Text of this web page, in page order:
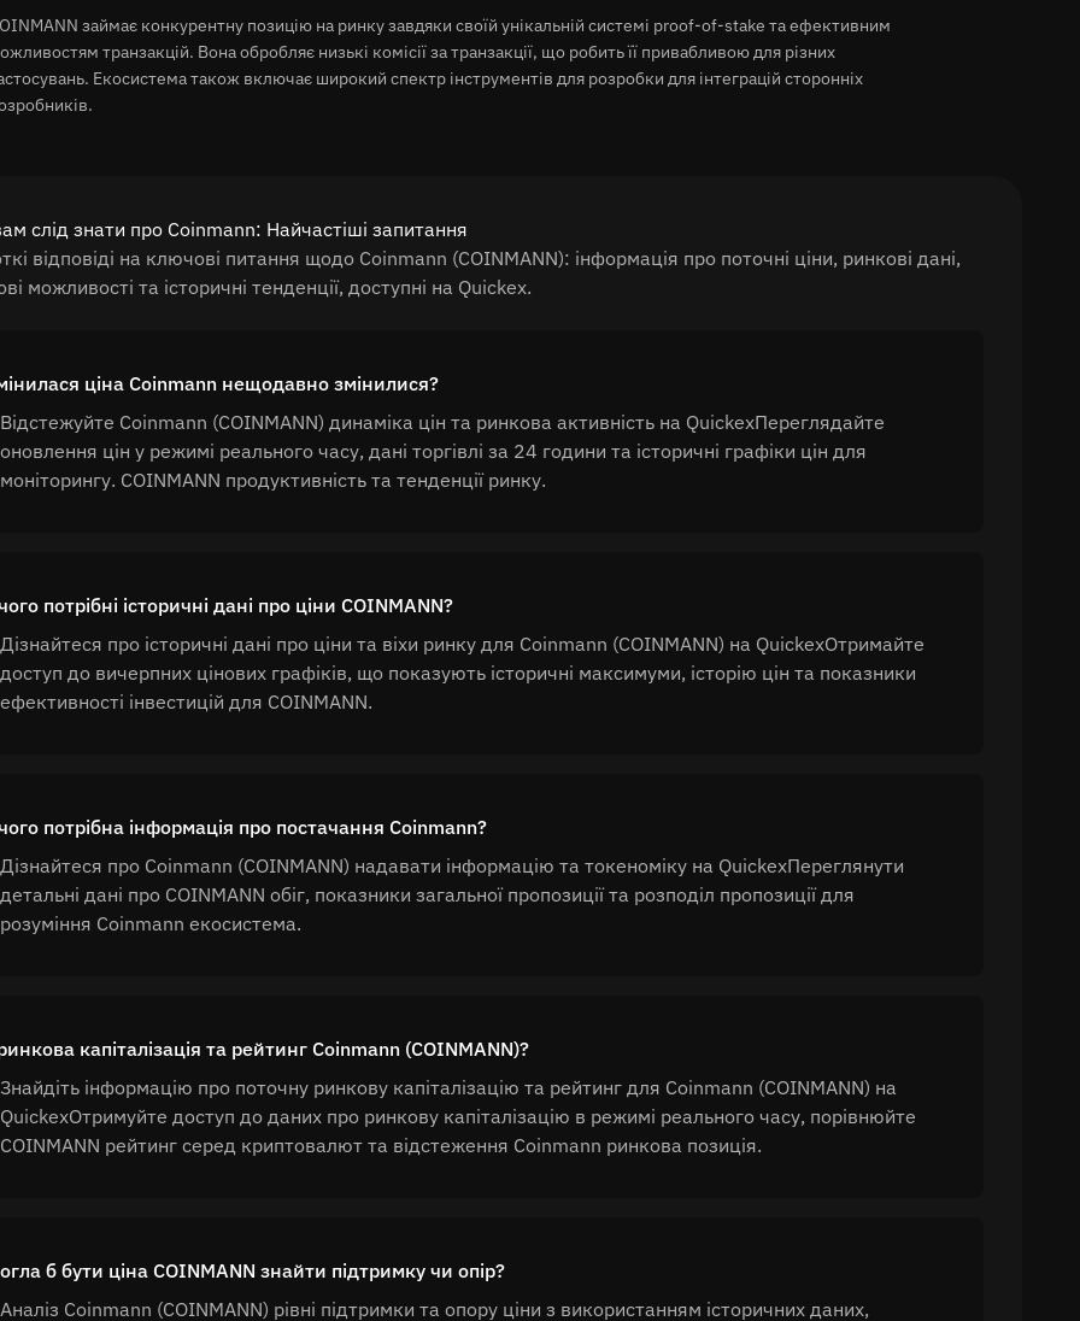
займає конкурентну позицію на ринку завдяки своїй унікальній системі proof-of-stake та ефективним
транзакцій. Вона обробляє низькі комісії за транзакції, що робить її привабливою для різних
Екосистема також включає широкий спектр інструментів для розробки для інтеграцій сторонніх
слід знати про Coinmann: Найчастіші запитання
відповіді на ключові питання щодо Coinmann (COINMANN): інформація про поточні ціни, ринкові дані,
можливості та історичні тенденції, доступні на Quickex.
ціна Coinmann нещодавно змінилися?
Відстежуйте Coinmann (COINMANN) динаміка цін та ринкова активність на QuickexПереглядайте
оновлення цін у режимі реального часу, дані торгівлі за 24 години та історичні графіки цін для
моніторингу. COINMANN продуктивність та тенденції ринку.
потрібні історичні дані про ціни COINMANN?
Дізнайтеся про історичні дані про ціни та віхи ринку для Coinmann (COINMANN) на QuickexОтримайте
доступ до вичерпних цінових графіків, що показують історичні максимуми, історію цін та показники
ефективності інвестицій для COINMANN.
потрібна інформація про постачання Coinmann?
Дізнайтеся про Coinmann (COINMANN) надавати інформацію та токеноміку на QuickexПереглянути
детальні дані про COINMANN обіг, показники загальної пропозиції та розподіл пропозиції для
розуміння Coinmann екосистема.
капіталізація та рейтинг Coinmann (COINMANN)?
Знайдіть інформацію про поточну ринкову капіталізацію та рейтинг для Coinmann (COINMANN) на
QuickexОтримуйте доступ до даних про ринкову капіталізацію в режимі реального часу, порівнюйте
COINMANN рейтинг серед криптовалют та відстеження Coinmann ринкова позиція.
б бути ціна COINMANN знайти підтримку чи опір?
Аналіз Coinmann (COINMANN) рівні підтримки та опору ціни з використанням історичних даних,